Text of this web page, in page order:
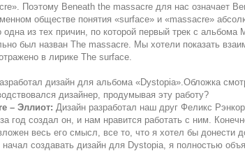
Поэтому Beneath the massacre для нас означает
обществе понятия «surface» и «massacre»
из тех причин, по которой первый трек с альбома
был назван The massacre. Мы хотели показать
в лирике The surface.
дизайн для альбома «Dystopia».Обложка
дизайнер, продумывая эту работу?
– Эллиот: Дизайн разработал наш друг Феликс
год создал он, и нам нравится работать с ним.
весь его смысл, все то, что я хотел бы донести
создавать дизайн для Dystopia, я полностью